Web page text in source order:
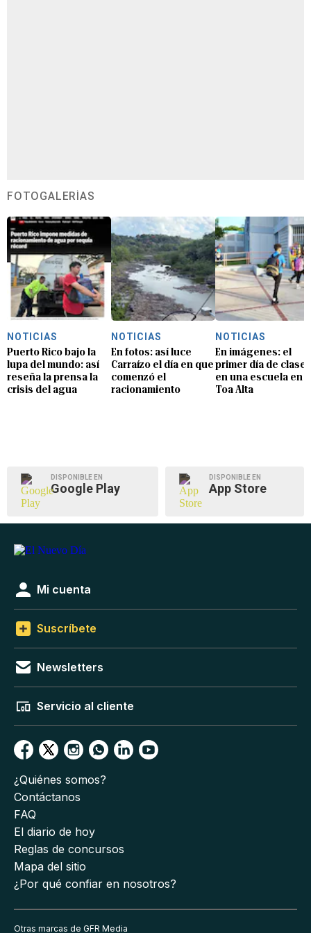
FOTOGALERÍAS
NOTICIAS
Puerto Rico bajo la
lupa del mundo: así
reseña la prensa la
crisis del agua
NOTICIAS
En fotos: así luce
Carraízo el día en que
comenzó el
racionamiento
NOTICIAS
En imágenes: el
primer día de clases
en una escuela en
Toa Alta
DISPONIBLE EN
Google Play
DISPONIBLE EN
App Store
Mi cuenta
Suscríbete
Newsletters
Servicio al cliente
¿Quiénes somos?
Contáctanos
FAQ
El diario de hoy
Reglas de concursos
Mapa del sitio
¿Por qué confiar en nosotros?
Otras marcas de GFR Media